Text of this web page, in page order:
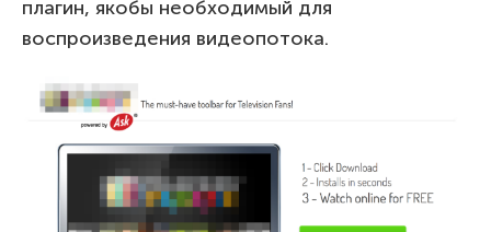
плагин, якобы необходимый для
воспроизведения видеопотока.